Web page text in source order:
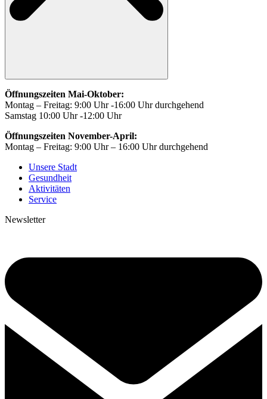
Öffnungszeiten Mai-Oktober:
Montag – Freitag: 9:00 Uhr -16:00 Uhr durchgehend
Samstag 10:00 Uhr -12:00 Uhr
Öffnungszeiten November-April:
Montag – Freitag: 9:00 Uhr – 16:00 Uhr durchgehend
Unsere Stadt
Gesundheit
Aktivitäten
Service
Newsletter